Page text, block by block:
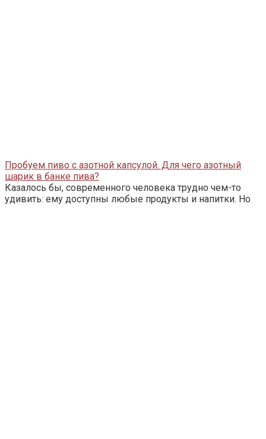
Пробуем пиво с азотной капсулой. Для чего азотный
шарик в банке пива?
Казалось бы, современного человека трудно чем-то
удивить: ему доступны любые продукты и напитки. Но